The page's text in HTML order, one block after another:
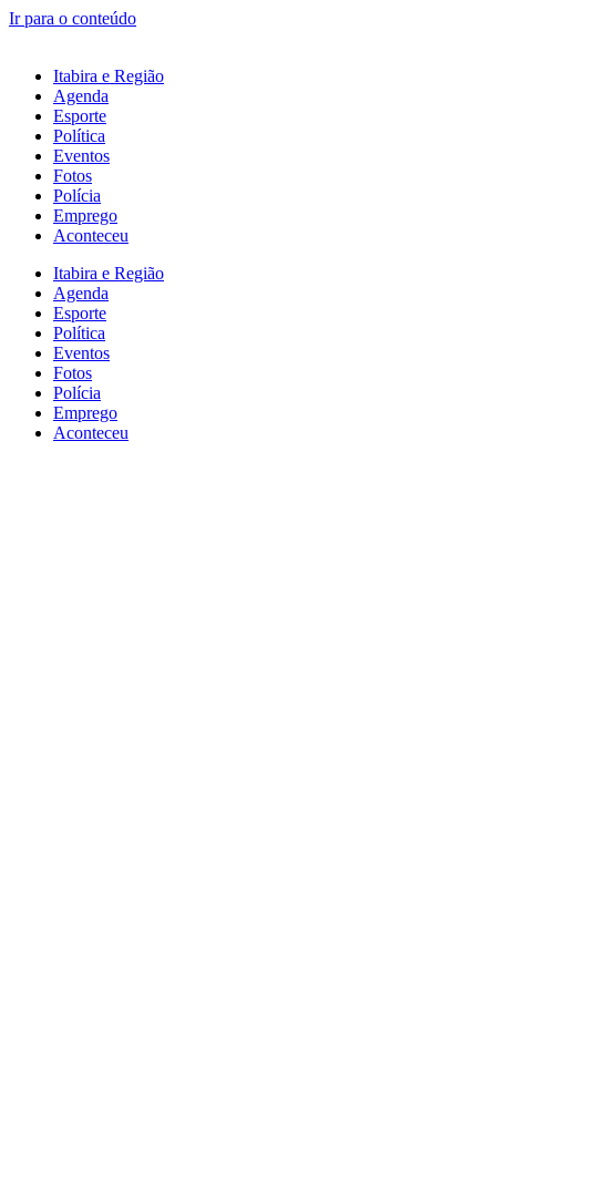
Ir para o conteúdo
Itabira e Região
Agenda
Esporte
Política
Eventos
Fotos
Polícia
Emprego
Aconteceu
Itabira e Região
Agenda
Esporte
Política
Eventos
Fotos
Polícia
Emprego
Aconteceu